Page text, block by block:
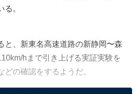
。
と、新東名高速道路の新静岡〜森
hまで引き上げる実証実験を
の確認をするようだ。